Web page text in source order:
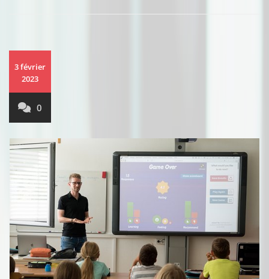
3 février
2023
0